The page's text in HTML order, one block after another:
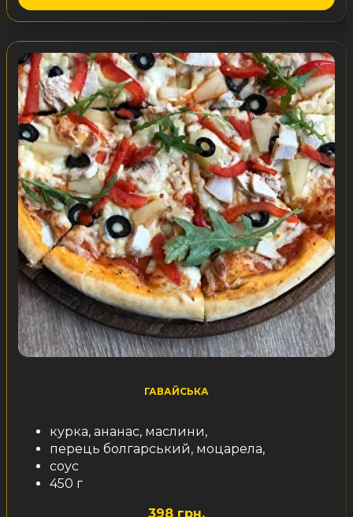
ГАВАЙСЬКА
курка, ананас, маслини,
перець болгарський, моцарела,
соус
450 г
398 грн.